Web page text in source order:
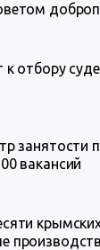
отбору
занятости
вакансий